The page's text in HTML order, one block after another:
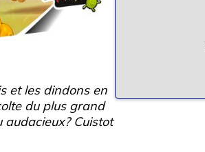
et les dindons en
du plus grand
Cuistot